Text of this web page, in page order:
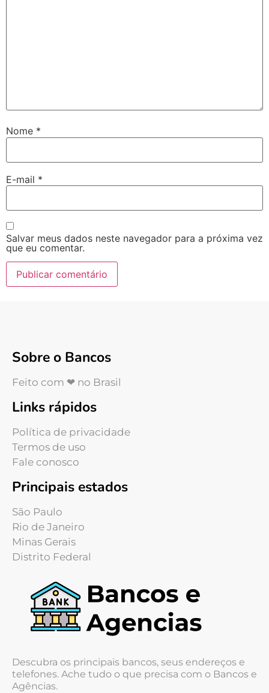
Nome *
E-mail *
Salvar meus dados neste navegador para a próxima vez
que eu comentar.
Sobre o Bancos
Feito com ❤ no Brasil
Links rápidos
Política de privacidade
Termos de uso
Fale conosco
Principais estados
São Paulo
Rio de Janeiro
Minas Gerais
Distrito Federal
Descubra os principais bancos, seus endereços e
telefones. Ache tudo o que precisa com o Bancos e
Agências.